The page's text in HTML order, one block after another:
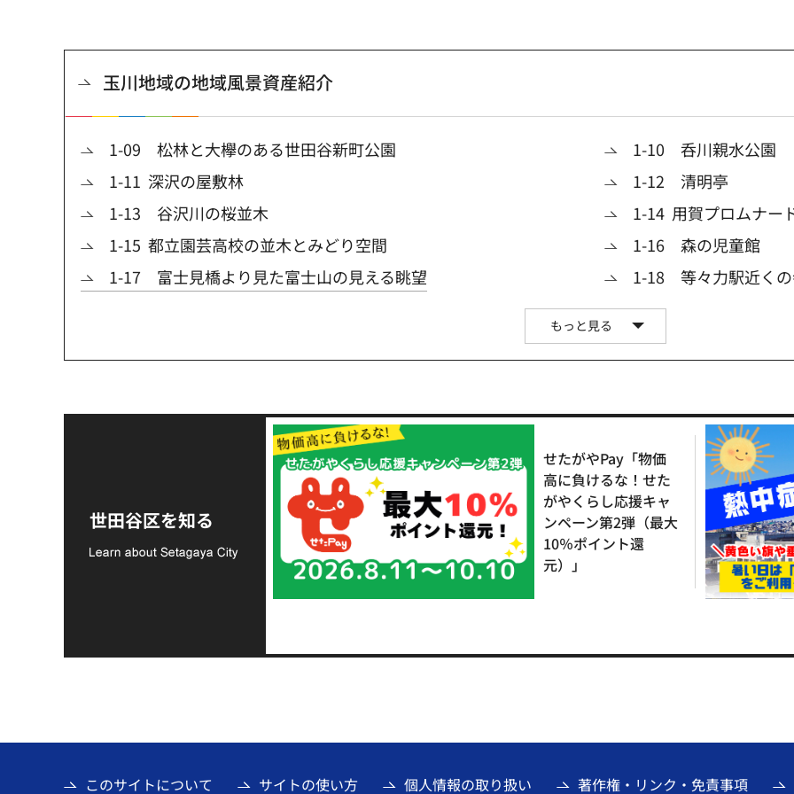
玉川地域の地域風景資産紹介
1-09 松林と大欅のある世田谷新町公園
1-10 呑川親水公園
1-11 深沢の屋敷林
1-12 清明亭
1-13 谷沢川の桜並木
1-14 用賀プロムナー
1-15 都立園芸高校の並木とみどり空間
1-16 森の児童館
1-17 富士見橋より見た富士山の見える眺望
1-18 等々力駅近くの
もっと見る
世田谷区を知る
支援金の募集につい
て
せたがやPay「物価
高に負けるな！せた
がやくらし応援キャ
ンペーン第2弾（最大
10％ポイント還
元）」
このサイトについて サイトの使い方 個人情報の取り扱い 著作権・リンク・免責事項